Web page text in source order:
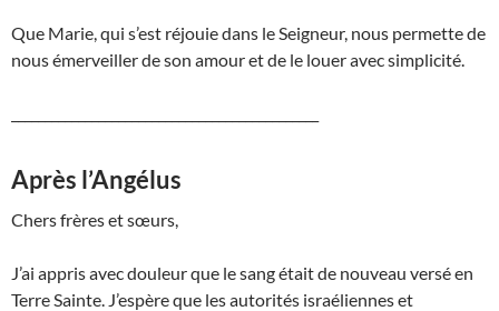
Que Marie, qui s’est réjouie dans le Seigneur, nous permette de
nous émerveiller de son amour et de le louer avec simplicité.
Après l’Angélus
Chers frères et sœurs,
J’ai appris avec douleur que le sang était de nouveau versé en
Terre Sainte. J’espère que les autorités israéliennes et